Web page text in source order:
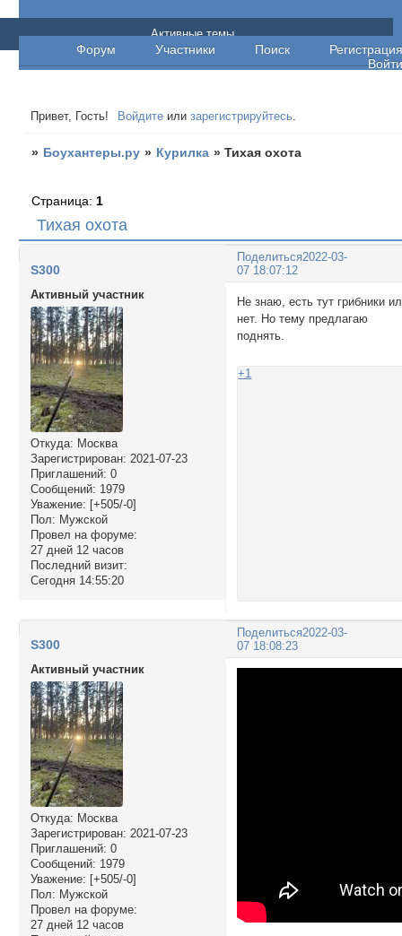
Боухантеры.ру
Форум Участники Поиск
Регистрация
Войти
Активные темы
Привет, Гость! Войдите илизарегистрируйтесь.
» Боухантеры.ру » Курилка »Тихая охота
Тихая охота
Страница: 1
Поделиться2022-03-
07 18:07:12
S300
Активный участник
Откуда: Москва
Зарегистрирован: 2021-07-23
Приглашений: 0
Сообщений: 1979
Уважение: [+505/-0]
Пол: Мужской
Провел на форуме:
27 дней 12 часов
Последний визит:
Сегодня 14:55:20
Не знаю, есть тут грибники
нет. Но тему предлагаю
поднять.
+1
Поделиться2022-03-
07 18:08:23
S300
Активный участник
Откуда: Москва
Зарегистрирован: 2021-07-23
Приглашений: 0
Сообщений: 1979
Уважение: [+505/-0]
Пол: Мужской
Провел на форуме:
27 дней 12 часов